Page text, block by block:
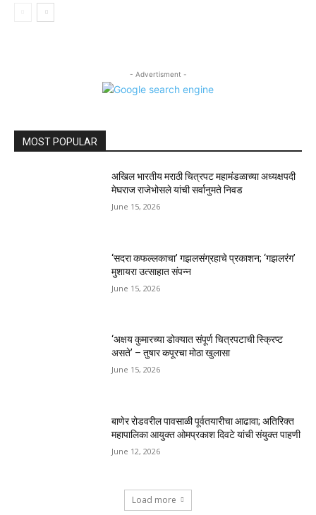
- Advertisment -
MOST POPULAR
अखिल भारतीय मराठी चित्रपट महामंडळाच्या अध्यक्षपदी
मेघराज राजेभोसले यांची सर्वानुमते निवड
June 15, 2026
‘सदरा कफल्लकाचा’ गझलसंग्रहाचे प्रकाशन; ‘गझलरंग’
मुशायरा उत्साहात संपन्न
June 15, 2026
‘अक्षय कुमारच्या डोक्यात संपूर्ण चित्रपटाची स्क्रिप्ट
असते’ – तुषार कपूरचा मोठा खुलासा
June 15, 2026
बाणेर रोडवरील पावसाळी पूर्वतयारीचा आढावा; अतिरिक्त
महापालिका आयुक्त ओमप्रकाश दिवटे यांची संयुक्त पाहणी
June 12, 2026
Load more